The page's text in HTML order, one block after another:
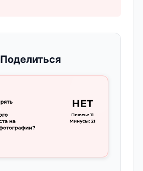
Поделиться